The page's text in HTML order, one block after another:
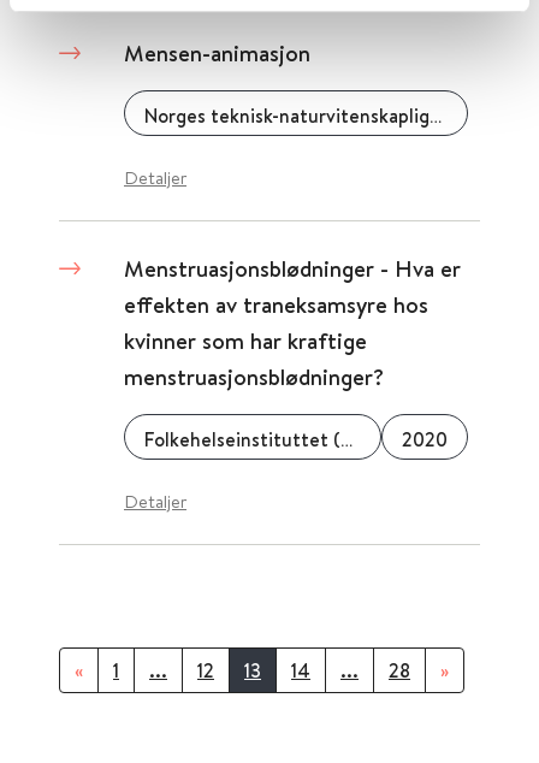
Mensen-animasjon
Norges teknisk-naturvitenskaplige universitet (NTNU)
Detaljer
Menstruasjonsblødninger - Hva er
effekten av traneksamsyre hos
kvinner som har kraftige
menstruasjonsblødninger?
Folkehelseinstituttet (FHI) 2020
Detaljer
« 1 ... 12 13 14 ... 28 »